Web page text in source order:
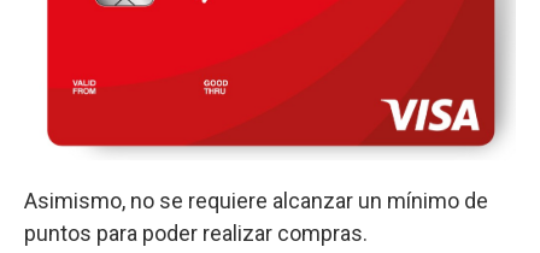
Asimismo, no se requiere alcanzar un mínimo de
puntos para poder realizar compras.